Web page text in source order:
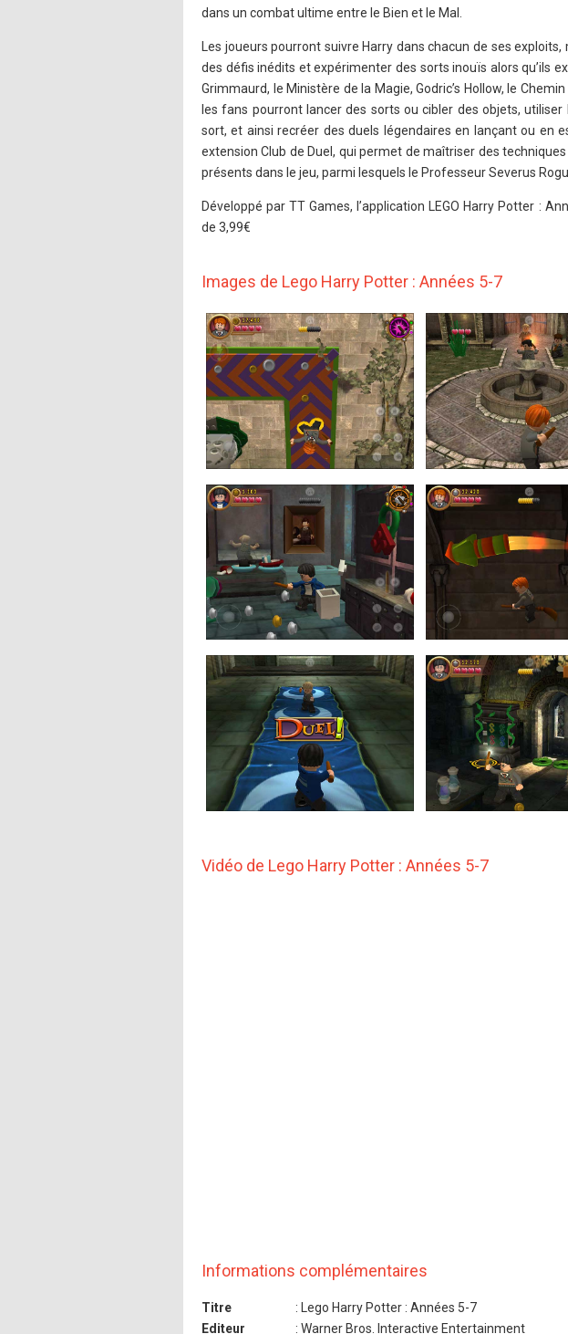
dans un combat ultime entre le Bien et le Mal.
Les joueurs pourront suivre Harry dans chacun de ses
des défis inédits et expérimenter des sorts inouïs alors qu’ils
Grimmaurd, le Ministère de la Magie, Godric’s Hollow, le
les fans pourront lancer des sorts ou cibler des objets,
sort, et ainsi recréer des duels légendaires en lançant ou en
extension Club de Duel, qui permet de maîtriser des
présents dans le jeu, parmi lesquels le Professeur Severus
Développé par TT Games, l’application LEGO Harry Potter :
de 3,99€
Images de Lego Harry Potter : Années 5-7
Vidéo de Lego Harry Potter : Années 5-7
Informations complémentaires
Titre
: Lego Harry Potter : Années 5-7
Editeur
: Warner Bros. Interactive Entertainment